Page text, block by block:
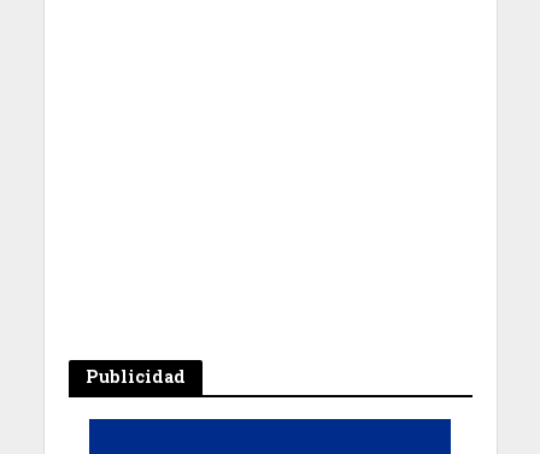
Publicidad